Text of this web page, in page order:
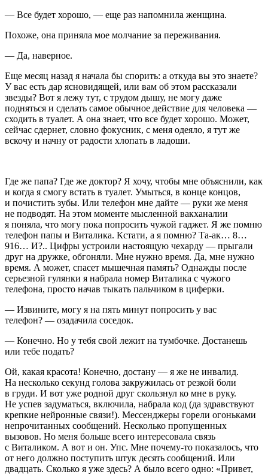
— Все будет хорошо, — еще раз напомнила женщина.
Похоже, она приняла мое молчание за переживания.
— Да, наверное.
Еще месяц назад я начала бы спорить: а откуда вы это знаете?
У вас есть дар ясновидящей, или вам об этом рассказали
звезды? Вот я лежу тут, с трудом дышу, не могу даже
подняться и сделать самое обычное действие для человека —
сходить в туалет. А она знает, что все будет хорошо. Может,
сейчас сдернет, словно фокусник, с меня одеяло, я тут же
вскочу и начну от радости хлопать в ладоши.
Где же папа? Где же доктор? Я хочу, чтобы мне объяснили, как
и когда я смогу встать в туалет. Умыться, в конце концов,
и почистить зубы. Или телефон мне дайте — руки же меня
не подводят. На этом моменте мысленной вакханалии
я поняла, что могу пока попросить чужой гаджет. Я же помню
телефон папы и Виталика. Кстати, а я помню? Та-ак… 8…
916… И?.. Цифры устроили настоящую чехарду — прыгали
друг на дружке, обгоняли. Мне нужно время. Да, мне нужно
время. А может, спасет мышечная память? Однажды после
серьезной гулянки я набрала номер Виталика с чужого
телефона, просто начав тыкать пальчиком в циферки.
— Извините, могу я на пять минут попросить у вас
телефон? — озадачила соседок.
— Конечно. Но у тебя свой лежит на тумбочке. Достанешь
или тебе подать?
Ой, какая красота! Конечно, достану — я же не инвалид.
На несколько секунд голова закружилась от резкой боли
в груди. И вот уже родной друг скользнул ко мне в руку.
Не успев задуматься, включила, набрала код (да здравствуют
крепкие нейронные связи!). Мессенджеры горели огоньками
непрочитанных сообщений. Несколько пропущенных
вызовов. Но меня больше всего интересовала связь
с Виталиком. А вот и он. Упс. Мне почему-то показалось, что
от него должно поступить штук десять сообщений. Или
двадцать. Сколько я уже здесь? А было всего одно: «Привет,